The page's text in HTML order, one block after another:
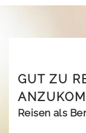
GUT ZU
Reisen als